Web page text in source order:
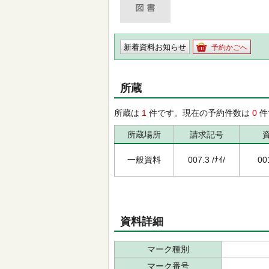
新着資料お知らせ 予約かごへ
所蔵
所蔵は 1 件です。現在の予約件数は 0
所蔵場所 請求記号
一般資料 007.3 /ﾅｲ/
資料詳細
マーク種別
マーク番号